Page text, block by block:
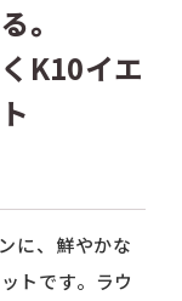
。
K10イエ
に、鮮やかな
トです。ラウ